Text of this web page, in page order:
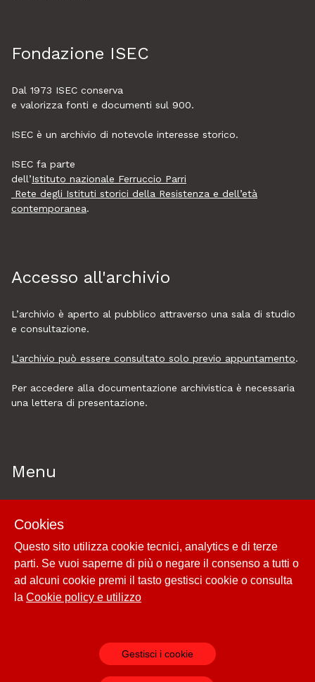
Fondazione ISEC
Dal 1973 ISEC conserva
e valorizza fonti e documenti sul 900.
ISEC è un archivio di notevole interesse storico.
ISEC fa parte
dell’Istituto nazionale Ferruccio Parri
Rete degli Istituti storici della Resistenza e dell’età
contemporanea.
Accesso all'archivio
L’archivio è aperto al pubblico attraverso una sala di studio
e consultazione.
L’archivio può essere consultato solo previo appuntamento.
Per accedere alla documentazione archivistica è necessaria
una lettera di presentazione.
Menu
Esplora
Historytelling
Cookie policy e utilizzo
Cookies
Questo sito utilizza cookie tecnici, analytics e di terze
parti. Se vuoi saperne di più o negare il consenso a tutti o
ad alcuni cookie premi il tasto gestisci cookie o consulta
la Cookie policy e utilizzo
Gestisci i cookie